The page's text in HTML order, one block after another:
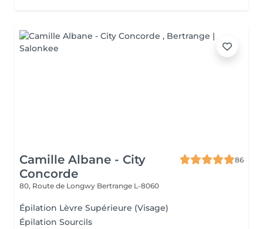
Camille Albane - City
Concorde
86
80, Route de Longwy Bertrange L-8060
Épilation Lèvre Supérieure (Visage)
Épilation Sourcils